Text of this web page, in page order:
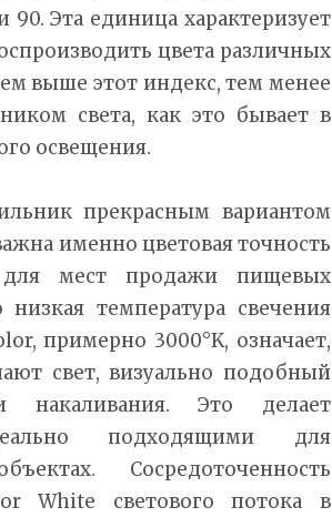
90. Эта единица характеризует
цвета различных
выше этот индекс, тем менее
света, как это бывает в
освещения.
прекрасным вариантом
именно цветовая точность
для мест продажи пищевых
температура свечения
примерно 3000°K, означает,
свет, визуально подобный
накаливания. Это делает
подходящими для
Сосредоточенность
White светового потока в